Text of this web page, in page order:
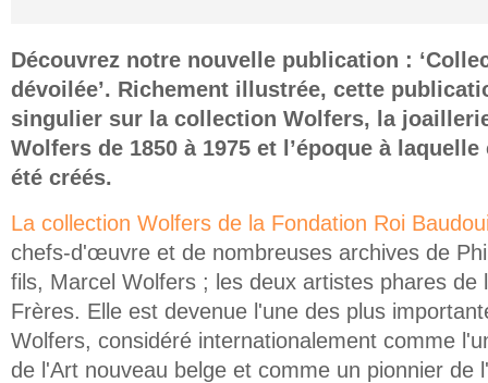
Découvrez notre nouvelle publication :
dévoilée’. Richement illustrée, cette
singulier sur la collection Wolfers, la
Wolfers de 1850 à 1975 et l’époque à
été créés.
La collection Wolfers de la Fondation Roi
chefs-d'œuvre et de nombreuses archives de
fils, Marcel Wolfers ; les deux artistes phares de
Frères. Elle est devenue l'une des plus
Wolfers, considéré internationalement comme
de l'Art nouveau belge et comme un pionnier de